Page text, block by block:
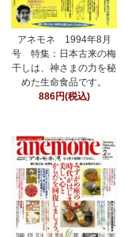
アネモネ 1994年8月
号 特集：日本古来の梅
干しは、神さまの力を秘
めた生命食品です。
886円(税込)